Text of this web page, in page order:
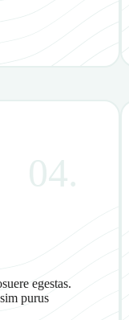
04.
egestas.
purus